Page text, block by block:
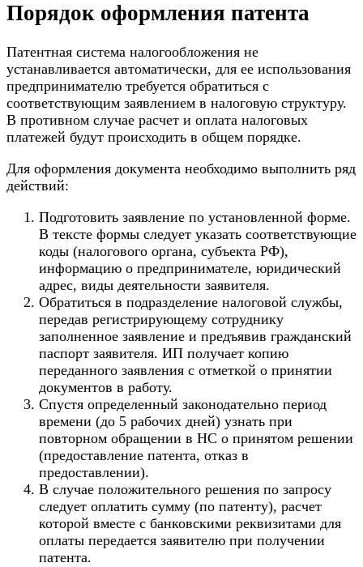
Порядок оформления патента
Патентная система налогообложения не
устанавливается автоматически, для ее использования
предпринимателю требуется обратиться с
соответствующим заявлением в налоговую структуру.
В противном случае расчет и оплата налоговых
платежей будут происходить в общем порядке.
Для оформления документа необходимо выполнить ряд
действий:
Подготовить заявление по установленной форме.
В тексте формы следует указать соответствующие
коды (налогового органа, субъекта РФ),
информацию о предпринимателе, юридический
адрес, виды деятельности заявителя.
Обратиться в подразделение налоговой службы,
передав регистрирующему сотруднику
заполненное заявление и предъявив гражданский
паспорт заявителя. ИП получает копию
переданного заявления с отметкой о принятии
документов в работу.
Спустя определенный законодательно период
времени (до 5 рабочих дней) узнать при
повторном обращении в НС о принятом решении
(предоставление патента, отказ в
предоставлении).
В случае положительного решения по запросу
следует оплатить сумму (по патенту), расчет
которой вместе с банковскими реквизитами для
оплаты передается заявителю при получении
патента.